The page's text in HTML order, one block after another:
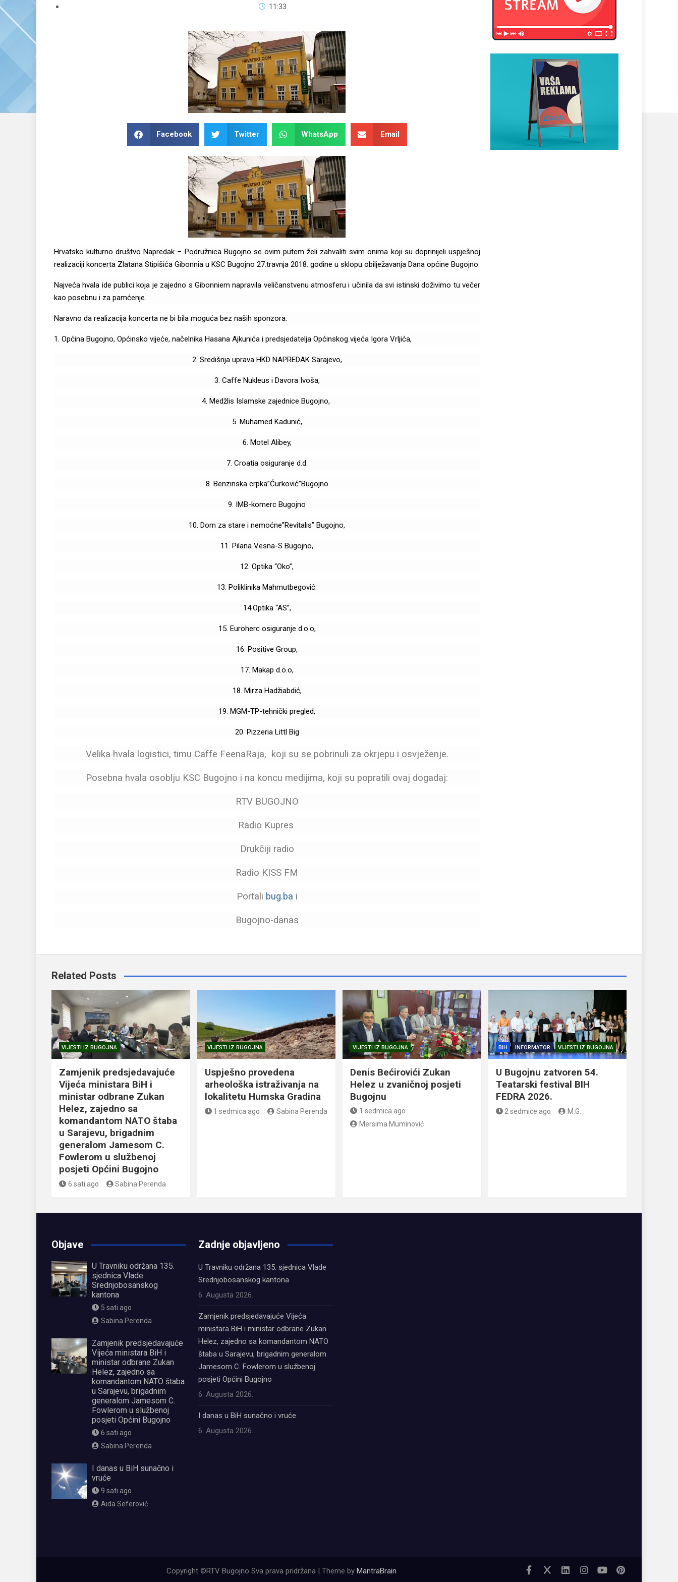
11:33
Facebook Twitter WhatsApp Email
Hrvatsko kulturno društvo Napredak – Podružnica Bugojno se ovim putem želi zahvaliti svim onima koji su doprinijeli uspješnoj
realizaciji koncerta Zlatana Stipišića Gibonnia u KSC Bugojno 27.travnja 2018. godine u sklopu obilježavanja Dana općine Bugojno.
Najveća hvala ide publici koja je zajedno s Gibonniem napravila veličanstvenu atmosferu i učinila da svi istinski doživimo tu večer
kao posebnu i za pamćenje.
Naravno da realizacija koncerta ne bi bila moguća bez naših sponzora:
1. Općina Bugojno, Općinsko vijeće, načelnika Hasana Ajkunića i predsjedatelja Općinskog vijeća Igora Vrljića,
2. Središnja uprava HKD NAPREDAK Sarajevo,
3. Caffe Nukleus i Davora Ivoša,
4. Medžlis Islamske zajednice Bugojno,
5. Muhamed Kadunić,
6. Motel Alibey,
7. Croatia osiguranje d.d.
8. Benzinska crpka”Ćurković”Bugojno
9. IMB-komerc Bugojno
10. Dom za stare i nemoćne”Revitalis” Bugojno,
11. Pilana Vesna-S Bugojno,
12. Optika “Oko”,
13. Poliklinika Mahmutbegović.
14.Optika “AS”,
15. Euroherc osiguranje d.o.o,
16. Positive Group,
17. Makap d.o.o,
18. Mirza Hadžiabdić,
19. MGM-TP-tehnički pregled,
20. Pizzeria Littl Big
Velika hvala logistici, timu Caffe FeenaRaja, koji su se pobrinuli za okrjepu i osvježenje.
Posebna hvala osoblju KSC Bugojno i na koncu medijima, koji su popratili ovaj dogadaj:
RTV BUGOJNO
Radio Kupres
Drukčiji radio
Radio KISS FM
Portali bug.ba i
Bugojno-danas
Related Posts
VIJESTI IZ BUGOJNA
Zamjenik predsjedavajuće
Vijeća ministara BiH i
ministar odbrane Zukan
Helez, zajedno sa
komandantom NATO štaba
u Sarajevu, brigadnim
generalom Jamesom C.
Fowlerom u službenoj
posjeti Općini Bugojno
6 sati ago Sabina Perenda
VIJESTI IZ BUGOJNA
Uspješno provedena
arheološka istraživanja na
lokalitetu Humska Gradina
1 sedmica ago Sabina Perenda
VIJESTI IZ BUGOJNA
Denis Bećirovići Zukan
Helez u zvaničnoj posjeti
Bugojnu
1 sedmica ago
Mersima Muminović
BIH INFORMATOR VIJESTI IZ BUGOJNA
U Bugojnu zatvoren 54.
Teatarski festival BIH
FEDRA 2026.
2 sedmice ago M.G.
Objave
U Travniku održana 135.
sjednica Vlade
Srednjobosanskog
kantona
5 sati ago
Sabina Perenda
Zamjenik predsjedavajuće
Vijeća ministara BiH i
ministar odbrane Zukan
Helez, zajedno sa
komandantom NATO štaba
u Sarajevu, brigadnim
generalom Jamesom C.
Fowlerom u službenoj
posjeti Općini Bugojno
6 sati ago
Sabina Perenda
I danas u BiH sunačno i
vruće
9 sati ago
Aida Seferović
Zadnje objavljeno
U Travniku održana 135. sjednica Vlade
Srednjobosanskog kantona
6. Augusta 2026.
Zamjenik predsjedavajuće Vijeća
ministara BiH i ministar odbrane Zukan
Helez, zajedno sa komandantom NATO
štaba u Sarajevu, brigadnim generalom
Jamesom C. Fowlerom u službenoj
posjeti Općini Bugojno
6. Augusta 2026.
I danas u BiH sunačno i vruće
6. Augusta 2026.
Copyright ©RTV Bugojno Sva prava pridržana | Theme by MantraBrain